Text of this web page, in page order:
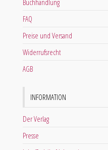
Buchhandlung
FAQ
Preise und Versand
Widerrufsrecht
AGB
INFORMATION
Der Verlag
Presse